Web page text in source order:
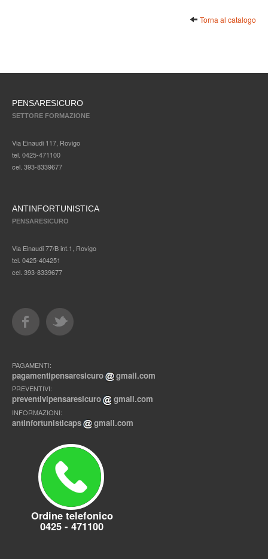
Torna al catalogo
PENSARESICURO
SETTORE FORMAZIONE
Via Einaudi 117, Rovigo
tel. 0425-471100
cel. 393-8339677
ANTINFORTUNISTICA
PENSARESICURO
Via Einaudi 77/B int.1, Rovigo
tel. 0425-404251
cel. 393-8339677
PAGAMENTI:
pagamentipensaresicuro gmail.com
PREVENTIVI:
preventivipensaresicuro gmail.com
INFORMAZIONI:
antinfortunisticaps gmail.com
Ordine telefonico
0425 - 471100